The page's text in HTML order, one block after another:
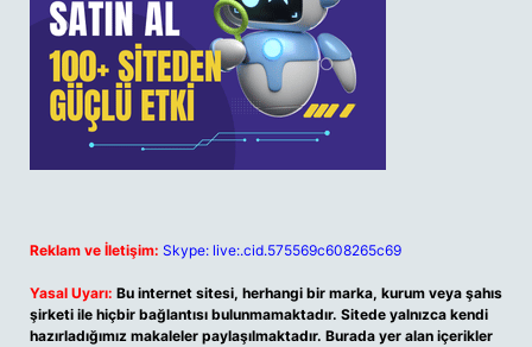
Reklam ve İletişim: Skype: live:.cid.575569c608265c69
Yasal Uyarı: Bu internet sitesi, herhangi bir marka, kurum veya şahıs
şirketi ile hiçbir bağlantısı bulunmamaktadır. Sitede yalnızca kendi
hazırladığımız makaleler paylaşılmaktadır. Burada yer alan içerikler